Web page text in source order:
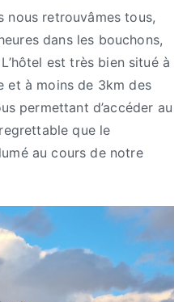
nous retrouvâmes tous,
dans les bouchons,
est très bien situé à
et à moins de 3km des
permettant d’accéder au
que le
au cours de notre